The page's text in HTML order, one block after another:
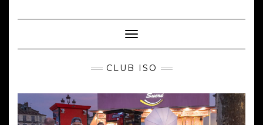
Toggle Navigation
CLUB ISO